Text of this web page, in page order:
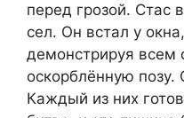
перед грозой. Стас
сел. Он встал у
демонстрируя всем
оскорблённую позу.
Каждый из них